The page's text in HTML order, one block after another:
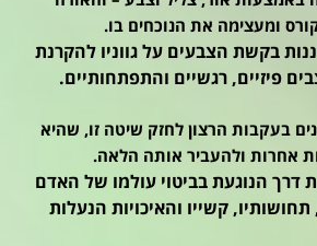
ומעצימה את הנוכחים בו.
בקשת הצבעים על גווניו להקרנת
פיזיים, רגשיים והתפתחותיים.
בעקבות הרצון לחזק שיטה זו, שהיא
אחרות ולהעביר אותה הלאה.
דרך הנוגעת בביטוי עולמו של האדם
תחושותיו, קשייו והאיכויות הנעלות